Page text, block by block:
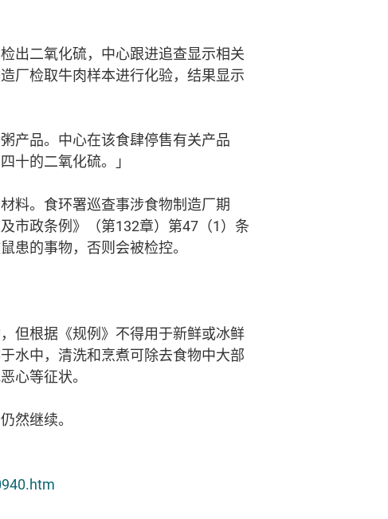
出二氧化硫，中心跟进追查显示相关
厂检取牛肉样本进行化验，结果显示
产品。中心在该食肆停售有关产品
十的二氧化硫。」
料。食环署巡查事涉食物制造厂期
市政条例》（第132章）第47（1）条
患的事物，否则会被检控。
但根据《规例》不得用于新鲜或冰鲜
水中，清洗和烹煮可除去食物中大部
心等征状。
然继续。